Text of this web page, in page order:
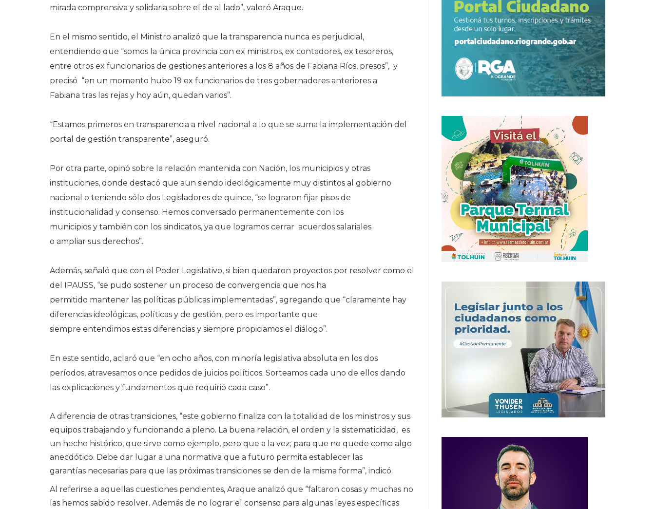
mirada comprensiva y solidaria sobre el de al lado”, valoró Araque.
En el mismo sentido, el Ministro analizó que la transparencia nunca es perjudicial,
entendiendo que “somos la única provincia con ex ministros, ex contadores, ex tesoreros,
entre otros ex funcionarios de gestiones anteriores a los 8 años de Fabiana Ríos, presos”, y
precisó “en un momento hubo 19 ex funcionarios de tres gobernadores anteriores a
Fabiana tras las rejas y hoy aún, quedan varios”.
“Estamos primeros en transparencia a nivel nacional a lo que se suma la implementación del
portal de gestión transparente”, aseguró.
Por otra parte, opinó sobre la relación mantenida con Nación, los municipios y otras
instituciones, donde destacó que aun siendo ideológicamente muy distintos al gobierno
nacional o teniendo sólo dos Legisladores de quince, “se lograron fijar pisos de
institucionalidad y consenso. Hemos conversado permanentemente con los
municipios y también con los sindicatos, ya que logramos cerrar acuerdos salariales
o ampliar sus derechos”.
Además, señaló que con el Poder Legislativo, si bien quedaron proyectos por resolver como el
del IPAUSS, “se pudo sostener un proceso de convergencia que nos ha
permitido mantener las políticas públicas implementadas”, agregando que “claramente hay
diferencias ideológicas, políticas y de gestión, pero es importante que
siempre entendimos estas diferencias y siempre propiciamos el diálogo”.
En este sentido, aclaró que “en ocho años, con minoría legislativa absoluta en los dos
períodos, atravesamos once pedidos de juicios políticos. Sorteamos cada uno de ellos dando
las explicaciones y fundamentos que requirió cada caso”.
A diferencia de otras transiciones, “este gobierno finaliza con la totalidad de los ministros y sus
equipos trabajando y funcionando a pleno. La buena relación, el orden y la sistematicidad, es
un hecho histórico, que sirve como ejemplo, pero que a la vez; para que no quede como algo
anecdótico. Debe dar lugar a una normativa que a futuro permita establecer las
garantías necesarias para que las próximas transiciones se den de la misma forma”, indicó.
Al referirse a aquellas cuestiones pendientes, Araque analizó que “faltaron cosas y muchas no
las hemos sabido resolver. Además de no lograr el consenso para algunas leyes específicas